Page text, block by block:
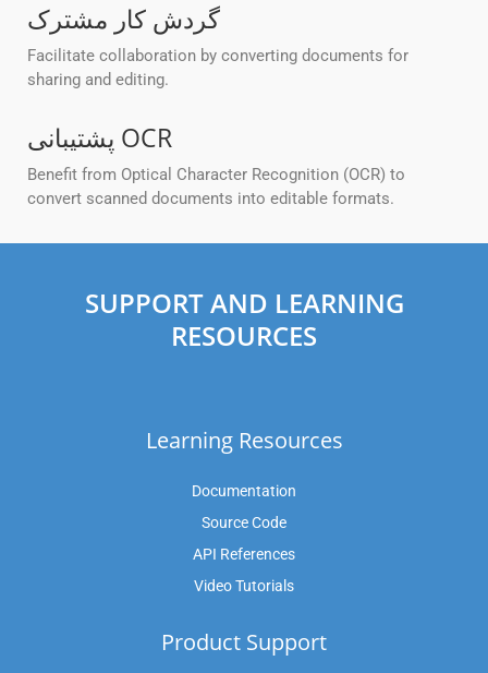
گردش کار مشترک
Facilitate collaboration by converting documents for
sharing and editing.
پشتیبانی OCR
Benefit from Optical Character Recognition (OCR) to
convert scanned documents into editable formats.
SUPPORT AND LEARNING
RESOURCES
Learning Resources
Documentation
Source Code
API References
Video Tutorials
Product Support